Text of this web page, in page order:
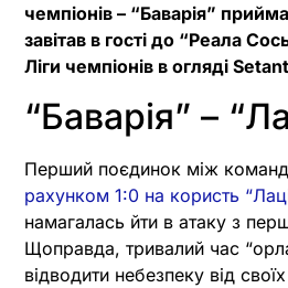
чемпіонів – “Баварія”
завітав в гості до “Реала
Ліги чемпіонів в огляді
“Баварія” –
Перший поєдинок між
рахунком 1:0 на користь
намагалась йти в атаку з
Щоправда, тривалий час
відводити небезпеку від